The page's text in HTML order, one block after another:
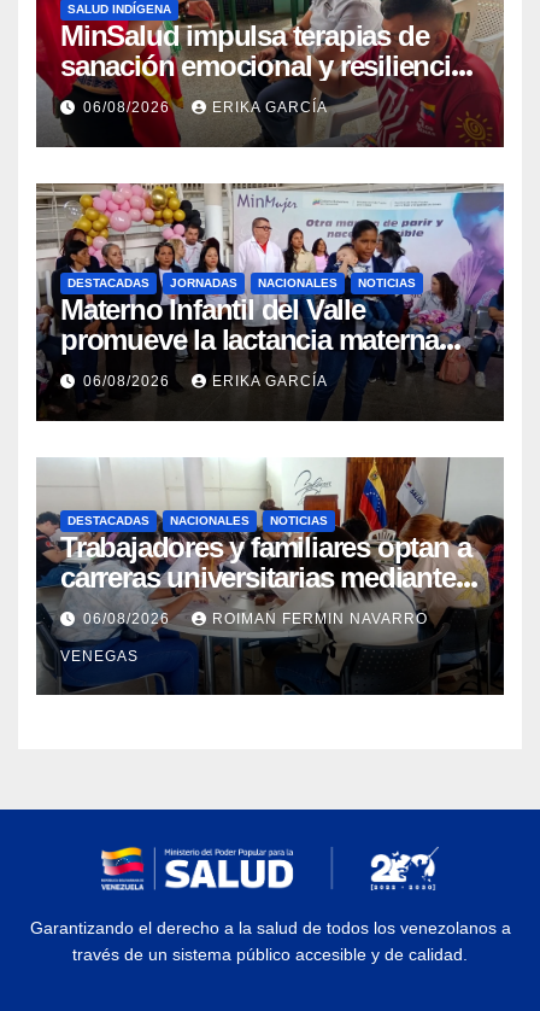
SALUD INDÍGENA
MinSalud impulsa terapias de
sanación emocional y resiliencia
post-sismo junto a comunidades
indígenas en Caracas
06/08/2026 ERIKA GARCÍA
DESTACADAS JORNADAS NACIONALES NOTICIAS
Materno Infantil del Valle
promueve la lactancia materna
como un inicio sostenible para la
vida
06/08/2026 ERIKA GARCÍA
DESTACADAS NACIONALES NOTICIAS
Trabajadores y familiares optan a
carreras universitarias mediante
convenio entre MinSalud y la
UCV
06/08/2026 ROIMAN FERMIN NAVARRO
VENEGAS
Garantizando el derecho a la salud de todos los venezolanos a
través de un sistema público accesible y de calidad.